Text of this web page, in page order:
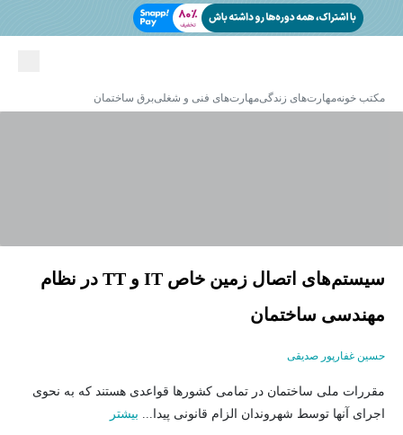
مکتب خونهمهارت‌های زندگیمهارت‌های فنی و شغلیبرق ساختمان
سیستم‌های اتصال زمین خاص IT و TT در نظام
مهندسی ساختمان
حسین غفارپور صدیقی
مقررات ملی ساختمان در تمامی کشورها قواعدی هستند که به نحوی
اجرای آنها توسط شهروندان الزام قانونی پیدا... بیشتر